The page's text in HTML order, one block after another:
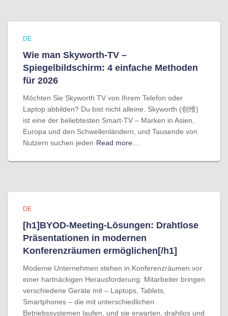
DE
Wie man Skyworth-TV –
Spiegelbildschirm: 4 einfache Methoden
für 2026
Möchten Sie Skyworth TV von Ihrem Telefon oder
Laptop abbilden? Du bist nicht alleine. Skyworth (创维)
ist eine der beliebtesten Smart-TV – Marken in Asien,
Europa und den Schwellenländern, und Tausende von
Nutzern suchen jeden Read more…
DE
[h1]BYOD-Meeting-Lösungen: Drahtlose
Präsentationen in modernen
Konferenzräumen ermöglichen[/h1]
Moderne Unternehmen stehen in Konferenzräumen vor
einer hartnäckigen Herausforderung: Mitarbeiter bringen
verschiedene Geräte mit – Laptops, Tablets,
Smartphones – die mit unterschiedlichen
Betriebssystemen laufen, und sie erwarten, drahtlos und